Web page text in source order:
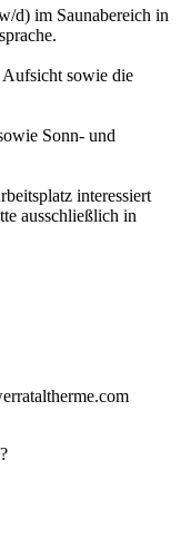
d) im Saunabereich in
Aufsicht sowie die
Sonn- und
interessiert
ausschließlich in